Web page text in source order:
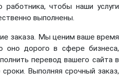
работника, чтобы наши услуги
выполнены.
заказа. Мы ценим ваше время
оно дорого в сфере бизнеса,
перевод вашего сайта в
Выполняя срочный заказ,